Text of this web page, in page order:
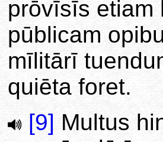
prōvīsīs etiam
pūblicam
mīlitārī
quiēta foret.
[9] Multus